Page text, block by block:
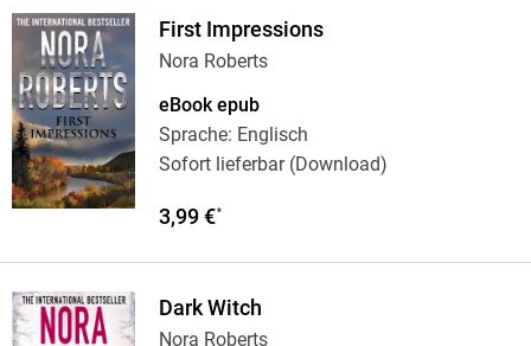
First Impressions
Nora Roberts
eBook epub
Sprache: Englisch
Sofort lieferbar (Download)
3,99 €*
Dark Witch
Nora Roberts